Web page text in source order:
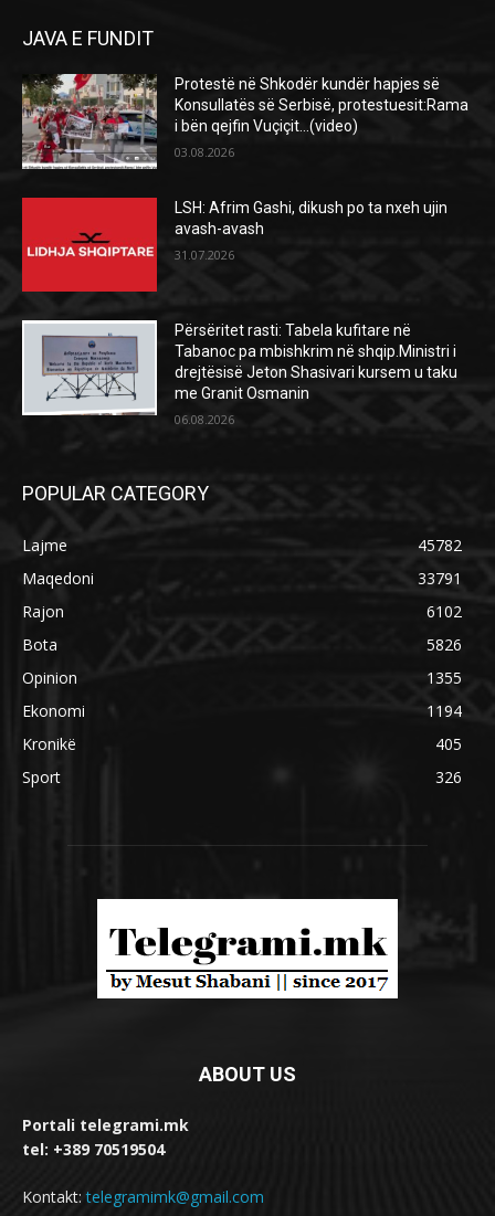
JAVA E FUNDIT
Protestë në Shkodër kundër hapjes së
Konsullatës së Serbisë, protestuesit:Rama
i bën qejfin Vuçiçit…(video)
03.08.2026
LSH: Afrim Gashi, dikush po ta nxeh ujin
avash-avash
31.07.2026
Përsëritet rasti: Tabela kufitare në
Tabanoc pa mbishkrim në shqip.Ministri i
drejtësisë Jeton Shasivari kursem u taku
me Granit Osmanin
06.08.2026
POPULAR CATEGORY
Lajme
45782
Maqedoni
33791
Rajon
6102
Bota
5826
Opinion
1355
Ekonomi
1194
Kronikë
405
Sport
326
ABOUT US
Portali telegrami.mk
tel: +389 70519504
Kontakt:telegramimk@gmail.com